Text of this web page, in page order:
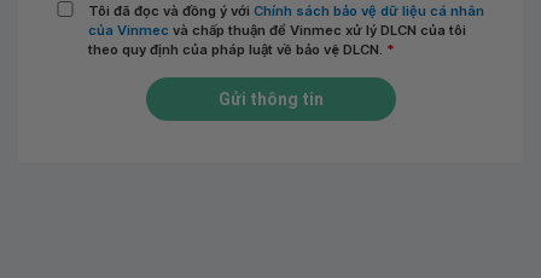
Tôi đã đọc và đồng ý với Chính sách bảo vệ dữ liệu cá nhân
của Vinmec và chấp thuận để Vinmec xử lý DLCN của tôi
theo quy định của pháp luật về bảo vệ DLCN. *
Gửi thông tin